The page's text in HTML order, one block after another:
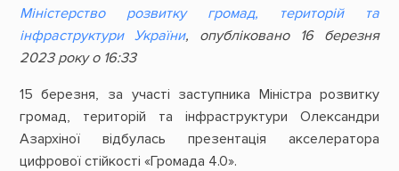
Міністерство розвитку громад, територій та
інфраструктури України, опубліковано 16 березня
2023 року о 16:33
15 березня, за участі заступника Міністра розвитку
громад, територій та інфраструктури Олександри
Азархіної відбулась презентація акселератора
цифрової стійкості «Громада 4.0».